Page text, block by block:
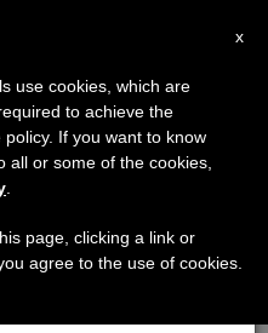
×
haremos la pausa
el periodo de verano
y también el
x
use cookies, which are
to achieve the
If you want to know
all or some of the cookies,
page, clicking a link or
agree to the use of cookies.